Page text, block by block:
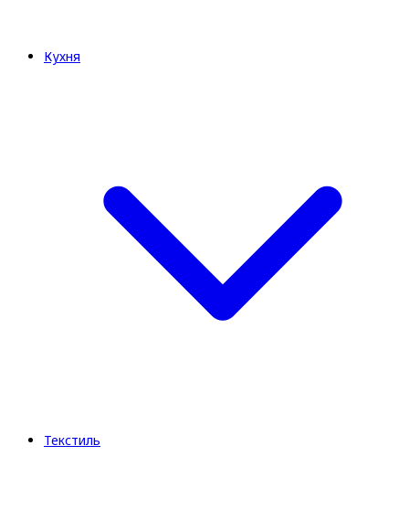
Кухня
Текстиль